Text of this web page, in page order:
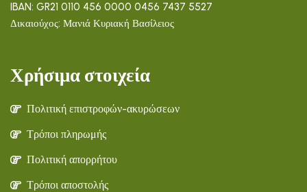
IBAN: GR21 0110 456 0000 0456 7437 5527
Δικαιούχος: Μανιά Κυριακή Βασίλειος
Χρήσιμα στοιχεία
Πολιτική επιστροφών-ακυρώσεων
Τρόποι πληρωμής
Πολιτική απορρήτου
Τρόποι αποστολής